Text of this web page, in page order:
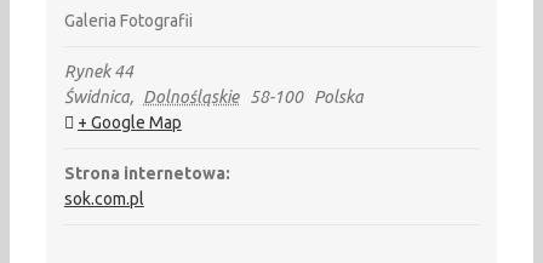
Galeria Fotografii
Rynek 44
Świdnica, Dolnośląskie 58-100
Polska
+ Google Map
Strona internetowa:
sok.com.pl